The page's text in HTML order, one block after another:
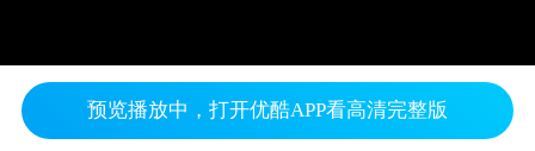
预览播放中，打开优酷APP看高清完整版